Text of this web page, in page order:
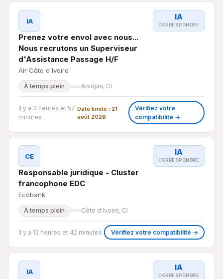
IA
Prenez votre envol avec nous...
Nous recrutons un Superviseur
d'Assistance Passage H/F
Air Côte d'Ivoire
IA
CORRESPONDRE
À temps plein Abidjan, CI
Il y a 3 heures et 57
minutes
Date limite : 21
août 2026
Vérifiez votre
compatibilité →
CE
Responsable juridique - Cluster
francophone EDC
Ecobank
IA
CORRESPONDRE
À temps plein Côte d'Ivoire, CI
Il y a 12 heures et 42 minutes Vérifiez votre compatibilité →
IA IA
CORRESPONDRE